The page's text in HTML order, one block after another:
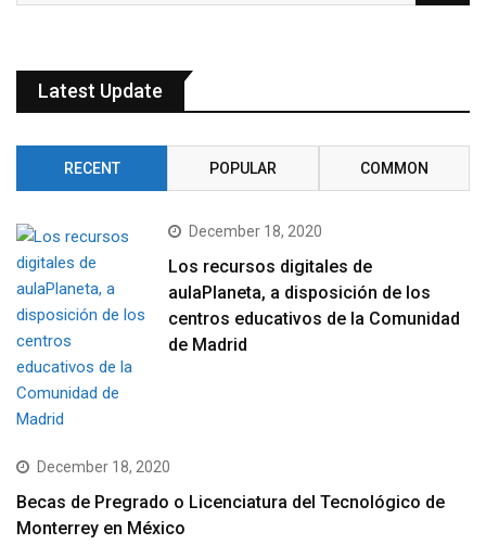
Latest Update
RECENT POPULAR COMMON
December 18, 2020
Los recursos digitales de
aulaPlaneta, a disposición de los
centros educativos de la Comunidad
de Madrid
December 18, 2020
Becas de Pregrado o Licenciatura del Tecnológico de
Monterrey en México